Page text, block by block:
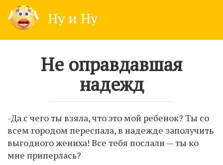
content
Ну и Ну
Не оправдавшая
надежд
-Да с чего ты взяла, что это мой ребенок? Ты со
всем городом переспала, в надежде заполучить
выгодного жениха! Все тебя послали — ты ко
мне приперлась?